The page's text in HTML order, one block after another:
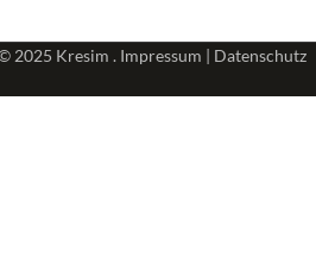
2025 Kresim . Impressum | Datenschutz